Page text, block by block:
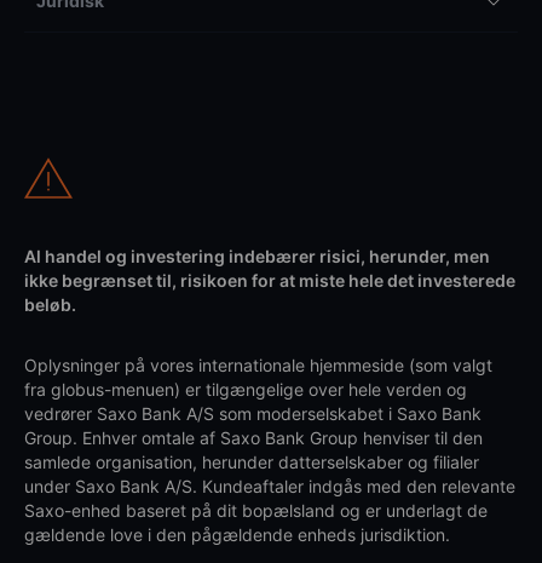
Al handel og investering indebærer risici, herunder, men
ikke begrænset til, risikoen for at miste hele det investerede
beløb.
Oplysninger på vores internationale hjemmeside (som valgt
fra globus-menuen) er tilgængelige over hele verden og
vedrører Saxo Bank A/S som moderselskabet i Saxo Bank
Group. Enhver omtale af Saxo Bank Group henviser til den
samlede organisation, herunder datterselskaber og filialer
under Saxo Bank A/S. Kundeaftaler indgås med den relevante
Saxo-enhed baseret på dit bopælsland og er underlagt de
gældende love i den pågældende enheds jurisdiktion.